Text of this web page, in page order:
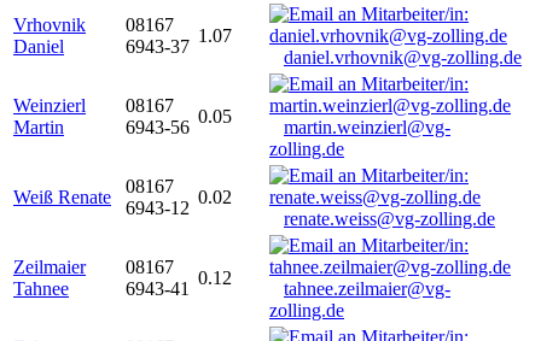
Vrhovnik
Daniel
08167
6943-37
1.07
daniel.vrhovnik@vg-zolling.de
Weinzierl
Martin
08167
6943-56
0.05
martin.weinzierl@vg-
zolling.de
Weiß Renate
08167
6943-12
0.02
renate.weiss@vg-zolling.de
Zeilmaier
Tahnee
08167
6943-41
0.12
tahnee.zeilmaier@vg-
zolling.de